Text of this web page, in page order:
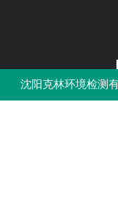
沈阳克林环境检测